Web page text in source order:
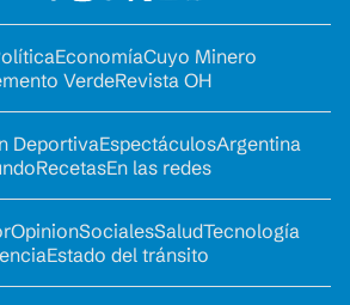
EconomíaCuyo Minero
VerdeRevista OH
DeportivaEspectáculosArgentina
RecetasEn las redes
OpinionSocialesSaludTecnología
Estado del tránsito